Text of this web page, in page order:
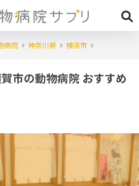
病院 神奈川県 横浜市
市の動物病院 おすすめ